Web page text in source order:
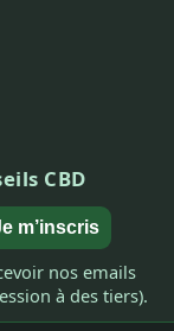
CBD
m’inscris
nos emails
à des tiers).